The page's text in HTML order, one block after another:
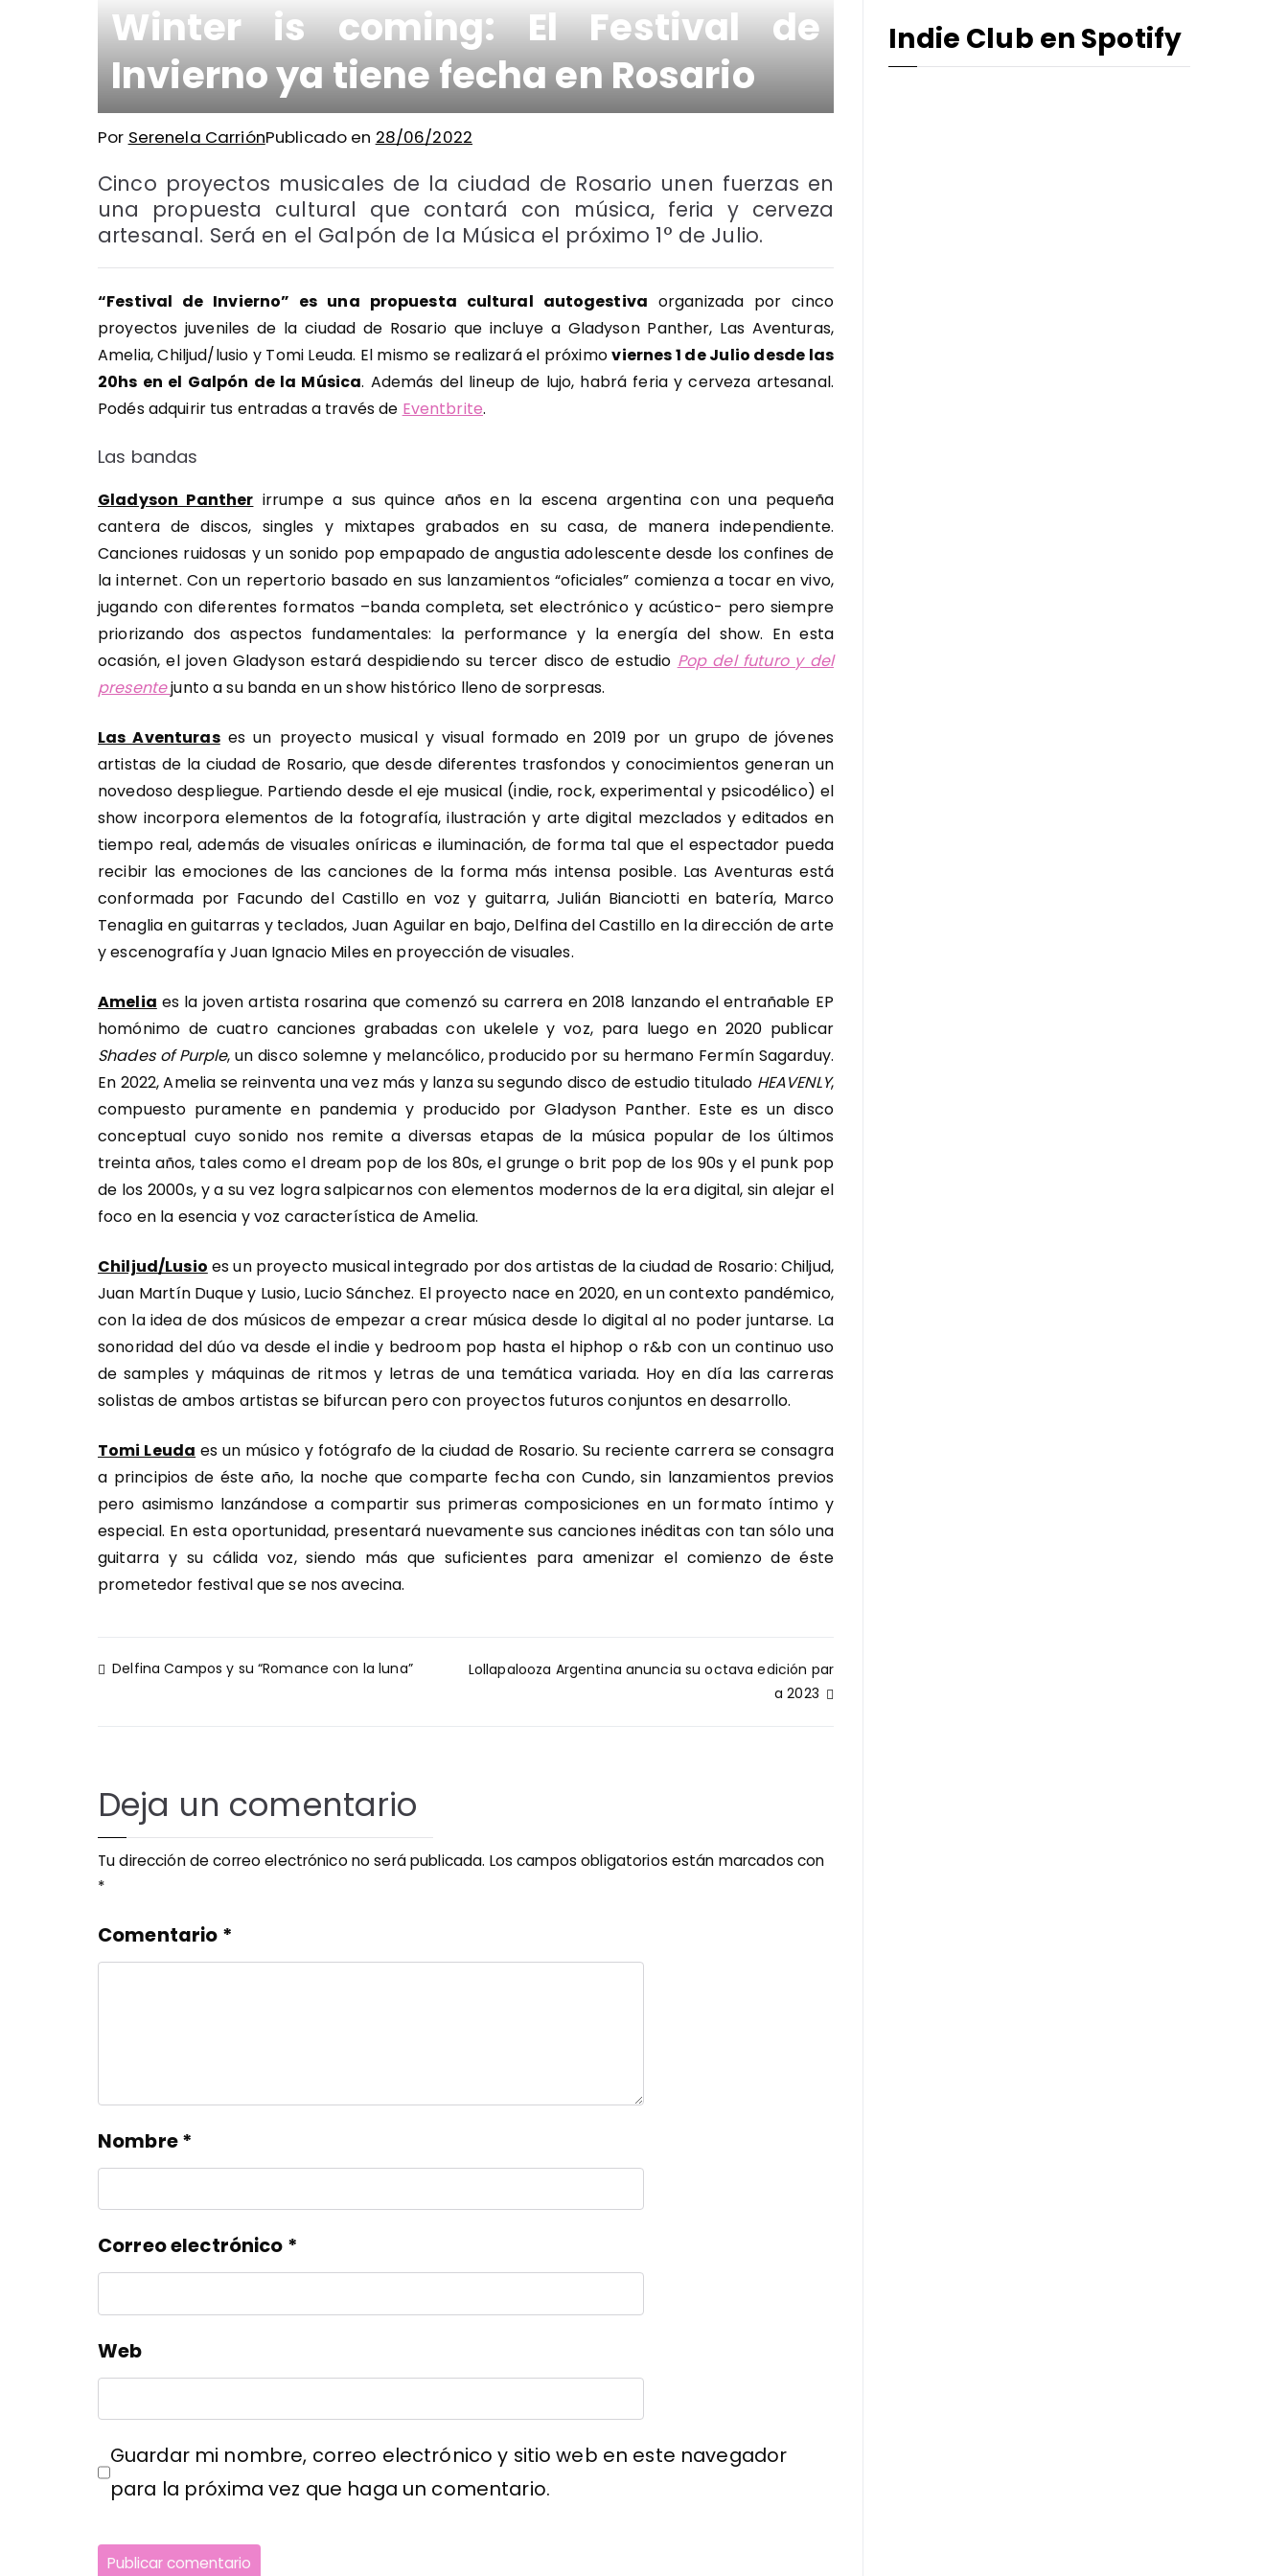
Winter is coming: El Festival de
Invierno ya tiene fecha en Rosario
Por Serenela CarriónPublicado en 28/06/2022
Cinco proyectos musicales de la ciudad de Rosario unen fuerzas en
una propuesta cultural que contará con música, feria y cerveza
artesanal. Será en el Galpón de la Música el próximo 1° de Julio.
“Festival de Invierno” es una propuesta cultural autogestiva organizada por cinco
proyectos juveniles de la ciudad de Rosario que incluye a Gladyson Panther, Las Aventuras,
Amelia, Chiljud/lusio y Tomi Leuda. El mismo se realizará el próximoviernes 1 de Julio desde las
20hs en el Galpón de la Música. Además del lineup de lujo, habrá feria y cerveza artesanal.
Podés adquirir tus entradas a través de Eventbrite.
Las bandas
Gladyson Panther irrumpe a sus quince años en la escena argentina con una pequeña
cantera de discos, singles y mixtapes grabados en su casa, de manera independiente.
Canciones ruidosas y un sonido pop empapado de angustia adolescente desde los confines de
la internet. Con un repertorio basado en sus lanzamientos “oficiales” comienza a tocar en vivo,
jugando con diferentes formatos –banda completa, set electrónico y acústico- pero siempre
priorizando dos aspectos fundamentales: la performance y la energía del show. En esta
ocasión, el joven Gladyson estará despidiendo su tercer disco de estudio Pop del futuro y del
presentejunto a su banda en un show histórico lleno de sorpresas.
Las Aventurases un proyecto musical y visual formado en 2019 por un grupo de jóvenes
artistas de la ciudad de Rosario, que desde diferentes trasfondos y conocimientos generan un
novedoso despliegue. Partiendo desde el eje musical (indie, rock, experimental y psicodélico) el
show incorpora elementos de la fotografía, ilustración y arte digital mezclados y editados en
tiempo real, además de visuales oníricas e iluminación, de forma tal que el espectador pueda
recibir las emociones de las canciones de la forma más intensa posible. Las Aventuras está
conformada por Facundo del Castillo en voz y guitarra, Julián Bianciotti en batería, Marco
Tenaglia en guitarras y teclados, Juan Aguilar en bajo, Delfina del Castillo en la dirección de arte
y escenografía y Juan Ignacio Miles en proyección de visuales.
Amelia es la joven artista rosarina que comenzó su carrera en 2018 lanzando el entrañable EP
homónimo de cuatro canciones grabadas con ukelele y voz, para luego en 2020 publicar
Shades of Purple, un disco solemne y melancólico, producido por su hermano Fermín Sagarduy.
En 2022, Amelia se reinventa una vez más y lanza su segundo disco de estudio titulado HEAVENLY,
compuesto puramente en pandemia y producido por Gladyson Panther. Este es un disco
conceptual cuyo sonido nos remite a diversas etapas de la música popular de los últimos
treinta años, tales como el dream pop de los 80s, el grunge o brit pop de los 90s y el punk pop
de los 2000s, y a su vez logra salpicarnos con elementos modernos de la era digital, sin alejar el
foco en la esencia y voz característica de Amelia.
Chiljud/Lusio es un proyecto musical integrado por dos artistas de la ciudad de Rosario: Chiljud,
Juan Martín Duque y Lusio, Lucio Sánchez. El proyecto nace en 2020, en un contexto pandémico,
con la idea de dos músicos de empezar a crear música desde lo digital al no poder juntarse. La
sonoridad del dúo va desde el indie y bedroom pop hasta el hiphop o r&b con un continuo uso
de samples y máquinas de ritmos y letras de una temática variada. Hoy en día las carreras
solistas de ambos artistas se bifurcan pero con proyectos futuros conjuntos en desarrollo.
Tomi Leuda es un músico y fotógrafo de la ciudad de Rosario. Su reciente carrera se consagra
a principios de éste año, la noche que comparte fecha con Cundo, sin lanzamientos previos
pero asimismo lanzándose a compartir sus primeras composiciones en un formato íntimo y
especial. En esta oportunidad, presentará nuevamente sus canciones inéditas con tan sólo una
guitarra y su cálida voz, siendo más que suficientes para amenizar el comienzo de éste
prometedor festival que se nos avecina.
Navegación
Delfina Campos y su “Romance con la luna”
Lollapalooza Argentina anuncia su octava edición par
a 2023
Deja un comentario
Tu dirección de correo electrónico no será publicada. Los campos obligatorios están marcados con
*
Comentario *
Nombre*
Correo electrónico *
Web
Guardar mi nombre, correo electrónico y sitio web en este navegador
para la próxima vez que haga un comentario.
Indie Club en Spotify